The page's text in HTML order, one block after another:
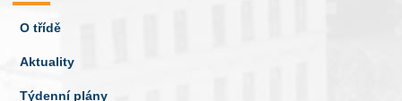
O třídě
Aktuality
Týdenní plány